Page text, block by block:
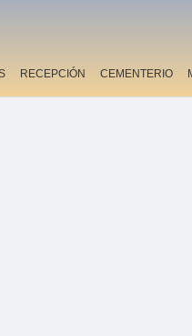
RECEPCIÓN CEMENTERIO